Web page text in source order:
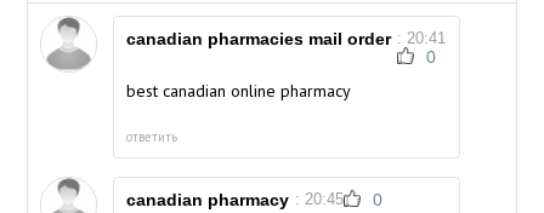
canadian pharmacies mail order : 20:41
0
best canadian online pharmacy
ответить
canadian pharmacy : 20:45 0